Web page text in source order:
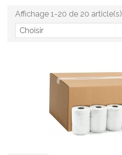
Choisir
Affichage 1-20 de 20 article(s)